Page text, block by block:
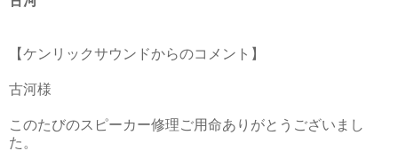
【ケンリックサウンドからのコメント】
古河様
このたびのスピーカー修理ご用命ありがとうございまし
た。